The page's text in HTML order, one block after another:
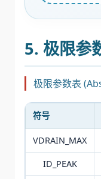
5. 极限参
极限参数表
符号
VDRAIN_MAX
ID_PEAK